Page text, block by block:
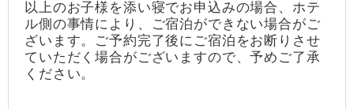
以上のお子様を添い寝でお申込みの場合、ホテ
ル側の事情により、ご宿泊ができない場合がご
ざいます。ご予約完了後にご宿泊をお断りさせ
ていただく場合がございますので、予めご了承
ください。